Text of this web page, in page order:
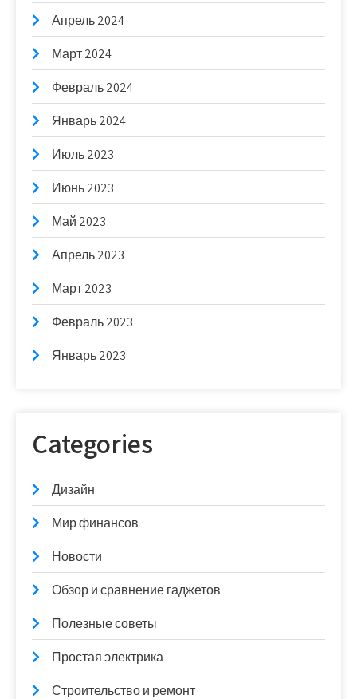
Апрель 2024
Март 2024
Февраль 2024
Январь 2024
Июль 2023
Июнь 2023
Май 2023
Апрель 2023
Март 2023
Февраль 2023
Январь 2023
Categories
Дизайн
Мир финансов
Новости
Обзор и сравнение гаджетов
Полезные советы
Простая электрика
Строительство и ремонт